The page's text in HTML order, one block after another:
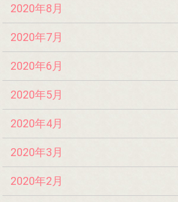
2020年8月
2020年7月
2020年6月
2020年5月
2020年4月
2020年3月
2020年2月